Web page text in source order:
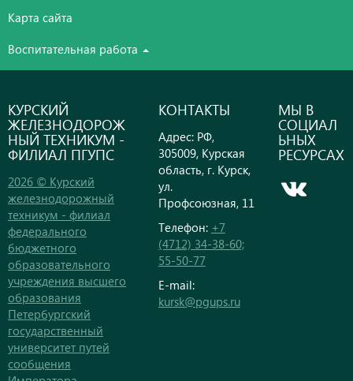
Карта сайта
Воспитательная работа
КУРСКИЙ
ЖЕЛЕЗНОДОРОЖ
НЫЙ ТЕХНИКУМ -
ФИЛИАЛ ПГУПС
2026 © Курский
железнодорожный
техникум - филиал
федерального
бюджетного
образовательного
учреждения высшего
образования
Петербургский
государственный
университет путей
сообщения
КОНТАКТЫ
Адрес: РФ,
305009, Курская
область, г. Курск,
ул.
Профсоюзная, 11
Телефон: +7
(4712) 34-38-60;
55-50-77
E-mail:
kursk@pgups.ru
МЫ В
СОЦИАЛ
ЬНЫХ
РЕСУРСАХ